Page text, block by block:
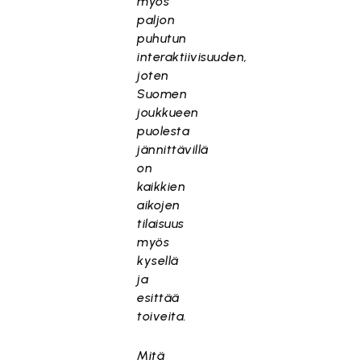
paljon
puhutun
interaktiivisuuden,
joten
Suomen
joukkueen
puolesta
jännittävillä
on
kaikkien
aikojen
tilaisuus
myös
kysellä
ja
esittää
toiveita.
Mitä